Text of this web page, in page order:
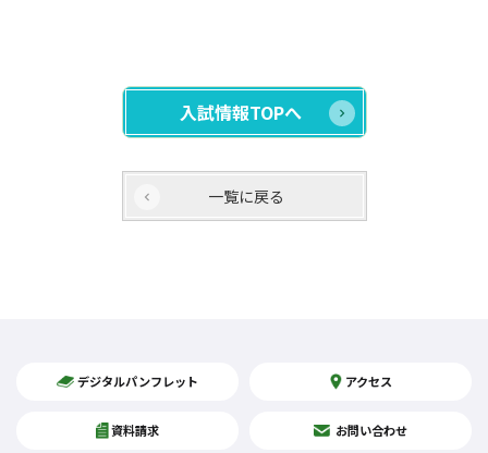
入試情報TOPへ
一覧に戻る
デジタルパンフレット アクセス
資料請求 お問い合わせ